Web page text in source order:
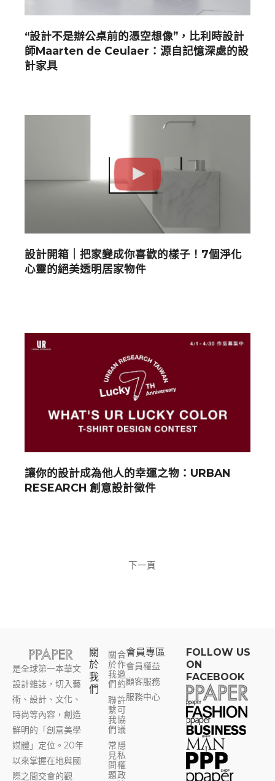
“設計不是辦公桌前的憑空想像”，比利時設計
師Maarten de Ceulaer：源自記憶深處的設
計家具
設計開箱｜把家變成你喜歡的樣子！7個淨化
心靈的絕美透明居家物件
讓你的設計成為他人的幸運之物：URBAN
RESEARCH 創意設計徵件
下一頁
是全球第一本華文
設計雜誌，切入藝
術、設計、文化、
時尚等內容，創造
鮮明的「創意美學
媒體」定位。20年
以來掌握在地與國
際之間交會的觀
關
於
我
們
關
於
我
們
聯
繫
我
們
常
見
問
題
合
作
邀
約
許
可
協
議
隱
私
權
政
會員專區​
會員權益
顧客服務
服務中心
FOLLOW US
ON
FACEBOOK